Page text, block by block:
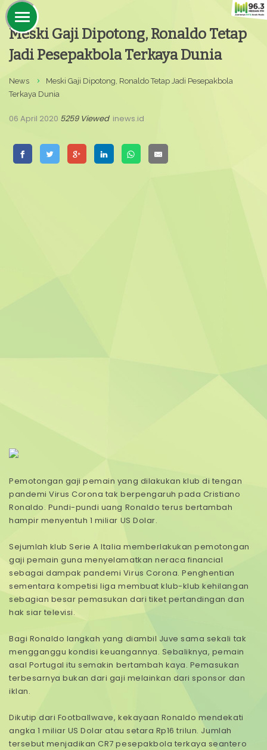
Meski Gaji Dipotong, Ronaldo Tetap
Jadi Pesepakbola Terkaya Dunia
News
Meski Gaji Dipotong, Ronaldo Tetap Jadi Pesepakbola
Terkaya Dunia
06 April 2020 5259 Viewed inews.id
Pemotongan gaji pemain yang dilakukan klub di tengan
pandemi Virus Corona tak berpengaruh pada Cristiano
Ronaldo. Pundi-pundi uang Ronaldo terus bertambah
hampir menyentuh 1 miliar US Dolar.
Sejumlah klub Serie A Italia memberlakukan pemotongan
gaji pemain guna menyelamatkan neraca financial
sebagai dampak pandemi Virus Corona. Penghentian
sementara kompetisi liga membuat klub-klub kehilangan
sebagian besar pemasukan dari tiket pertandingan dan
hak siar televisi.
Bagi Ronaldo langkah yang diambil Juve sama sekali tak
mengganggu kondisi keuangannya. Sebaliknya, pemain
asal Portugal itu semakin bertambah kaya. Pemasukan
terbesarnya bukan dari gaji melainkan dari sponsor dan
iklan.
Dikutip dari Footballwave, kekayaan Ronaldo mendekati
angka 1 miliar US Dolar atau setara Rp16 trilun. Jumlah
tersebut menjadikan CR7 pesepakbola terkaya seantero